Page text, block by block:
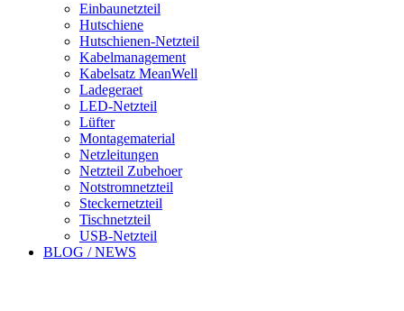
Einbaunetzteil
Hutschiene
Hutschienen-Netzteil
Kabelmanagement
Kabelsatz MeanWell
Ladegeraet
LED-Netzteil
Lüfter
Montagematerial
Netzleitungen
Netzteil Zubehoer
Notstromnetzteil
Steckernetzteil
Tischnetzteil
USB-Netzteil
BLOG / NEWS